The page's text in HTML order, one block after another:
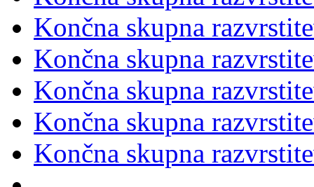
Končna skupna
Končna skupna
Končna skupna
Končna skupna
Končna skupna